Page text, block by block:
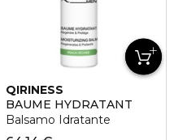
QIRINESS
BAUME HYDRATANT
Balsamo Idratante